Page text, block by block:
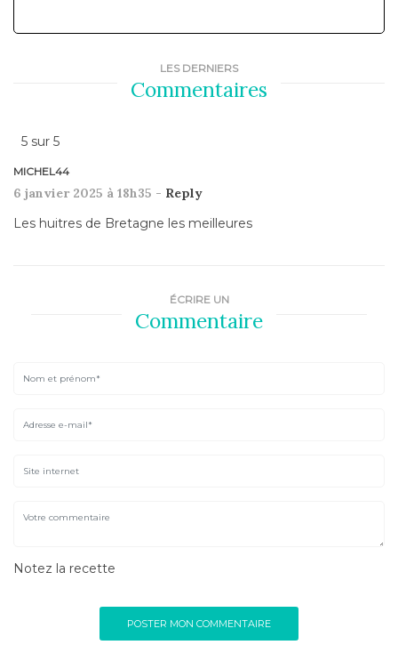
LES DERNIERS
Commentaires
5 sur 5
MICHEL44
6 janvier 2025 à 18h35 - Reply
Les huitres de Bretagne les meilleures
ÉCRIRE UN
Commentaire
Notez la recette